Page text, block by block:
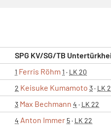
SPG KV/SG/TB
1 Ferris Röhm 1 · LK 20
2 Keisuke Kumamoto 3· LK
3 Max Bechmann 4 · LK 22
4 Anton Immer 5· LK 22